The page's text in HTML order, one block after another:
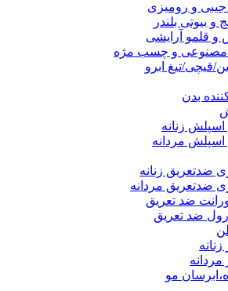
جیبی و رومیزی
و بیوتی بلندر
و قلمو آرایشی
مصنوعی و چسب مژه
قیچی/تیغ ابرو
بدن
اسپلش زنانه
اسپلش مردانه
ضدتعریق زنانه
ضدتعریق مردانه
ضد تعریق
ضد تعریق
مو